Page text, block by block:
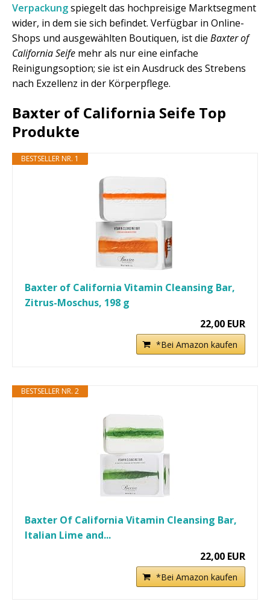
Verpackungspiegelt das hochpreisige Marktsegment
wider, in dem sie sich befindet. Verfügbar in Online-
Shops und ausgewählten Boutiquen, ist die Baxter of
California Seife mehr als nur eine einfache
Reinigungsoption; sie ist ein Ausdruck des Strebens
nach Exzellenz in der Körperpflege.
Baxter of California Seife Top
Produkte
BESTSELLER NR. 1
Baxter of California Vitamin Cleansing Bar,
Zitrus-Moschus, 198 g
22,00 EUR
*Bei Amazon kaufen
BESTSELLER NR. 2
Baxter Of California Vitamin Cleansing Bar,
Italian Lime and...
22,00 EUR
*Bei Amazon kaufen